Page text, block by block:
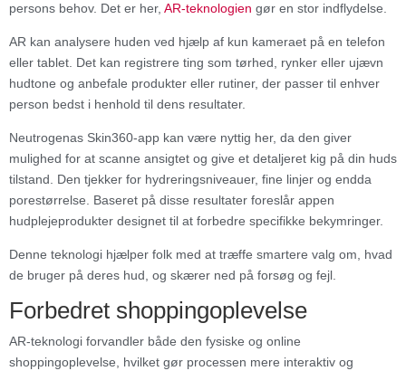
persons behov. Det er her, AR-teknologien gør en stor indflydelse.
AR kan analysere huden ved hjælp af kun kameraet på en telefon
eller tablet. Det kan registrere ting som tørhed, rynker eller ujævn
hudtone og anbefale produkter eller rutiner, der passer til enhver
person bedst i henhold til dens resultater.
Neutrogenas Skin360-app kan være nyttig her, da den giver
mulighed for at scanne ansigtet og give et detaljeret kig på din huds
tilstand. Den tjekker for hydreringsniveauer, fine linjer og endda
porestørrelse. Baseret på disse resultater foreslår appen
hudplejeprodukter designet til at forbedre specifikke bekymringer.
Denne teknologi hjælper folk med at træffe smartere valg om, hvad
de bruger på deres hud, og skærer ned på forsøg og fejl.
Forbedret shoppingoplevelse
AR-teknologi forvandler både den fysiske og online
shoppingoplevelse, hvilket gør processen mere interaktiv og